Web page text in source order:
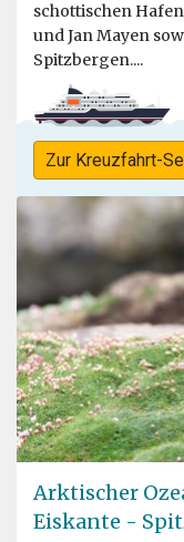
schottischen
und Jan Mayen
Spitzbergen....
Zur Kreuzfahrt-
Arktischer
Eiskante -